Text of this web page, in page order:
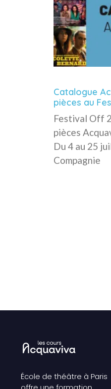
Catalogue
pièces au
Festival Off
pièces
Du 4 au 25
Compagnie
École de théâtre à Paris